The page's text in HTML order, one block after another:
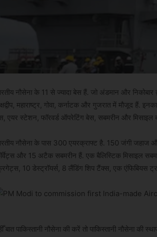
नौसेना के 11 से ज्यादा बेस हैं. जो अंडमान और
महाराष्ट्र, गोवा, कर्नाटक और गुजरात में मौजूद हैं.
एयर स्टेशन, फॉरवर्ड ऑपरेटिंग बेस, सबमरीन और मिसाइल
नौसेना के पास 300 एयरक्राफ्ट है. 150 जंगी
और 15 अटैक सबमरीन हैं. एक बैलिस्टिक मिसाइल
10 डेस्ट्रॉयर्स, 8 लैंडिंग शिप टैंक्स, एक एंफिबियस
बात पाकिस्तानी नौसेना की करें तो पाकिस्तानी नौसेना